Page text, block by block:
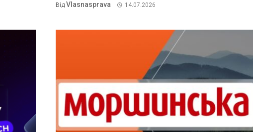
ВідVlasnasprava 14.07.2026